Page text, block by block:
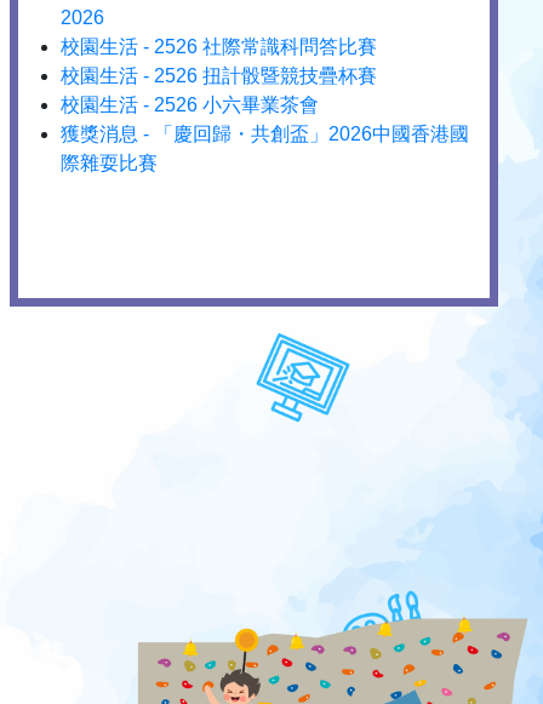
2026
校園生活 - 2526 社際常識科問答比賽
校園生活 - 2526 扭計骰暨競技疊杯賽
校園生活 - 2526 小六畢業茶會
獲獎消息 - 「慶回歸・共創盃」2026中國香港國
際雜耍比賽